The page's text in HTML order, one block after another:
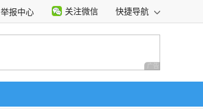
举报中心 关注微信 快捷导航
广告 商业广告，理